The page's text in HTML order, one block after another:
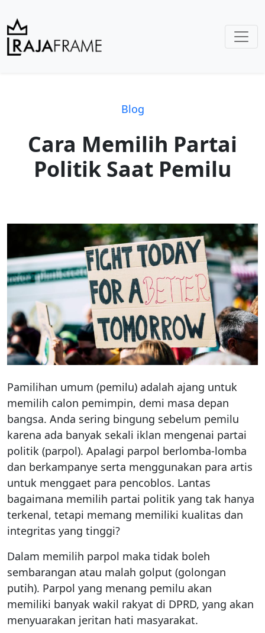
Blog
Cara Memilih Partai
Politik Saat Pemilu
Pamilihan umum (pemilu) adalah ajang untuk
memilih calon pemimpin, demi masa depan
bangsa. Anda sering bingung sebelum pemilu
karena ada banyak sekali iklan mengenai partai
politik (parpol). Apalagi parpol berlomba-lomba
dan berkampanye serta menggunakan para artis
untuk menggaet para pencoblos. Lantas
bagaimana memilih partai politik yang tak hanya
terkenal, tetapi memang memiliki kualitas dan
integritas yang tinggi?
Dalam memilih parpol maka tidak boleh
sembarangan atau malah golput (golongan
putih). Parpol yang menang pemilu akan
memiliki banyak wakil rakyat di DPRD, yang akan
menyuarakan jeritan hati masyarakat.